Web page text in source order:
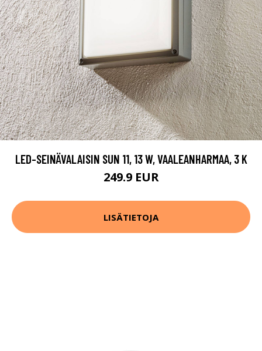
LED-SEINÄVALAISIN SUN 11, 13 W, VAALEANHARMAA, 3 K
249.9 EUR
LISÄTIETOJA